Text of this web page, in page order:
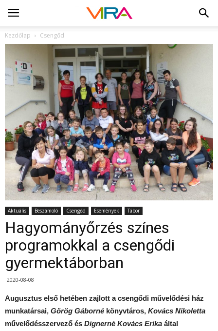
Kezdőlap Csengőd
Aktuális Beszámoló Csengőd Események Tábor
Hagyományőrzés színes
programokkal a csengődi
gyermektáborban
2020-08-08
Augusztus első hetében zajlott a csengődi művelődési ház
munkatársai, Görög Gáborné könyvtáros, Kovács Nikoletta
művelődésszervező és Dignerné Kovács Erika által